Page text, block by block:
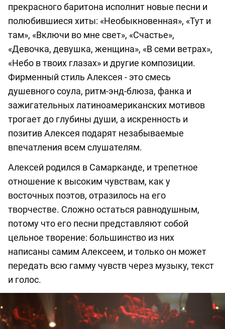
прекрасного баритона исполнит новые песни и
полюбившиеся хиты: «Необыкновенная», «Тут и
там», «Включи во мне свет», «Счастье»,
«Девочка, девушка, женщина», «В семи ветрах»,
«Небо в твоих глазах» и другие композиции.
Фирменный стиль Алексея - это смесь
душевного соула, ритм-энд-блюза, фанка и
зажигательных латиноамериканских мотивов
трогает до глубины души, а искренность и
позитив Алексея подарят незабываемые
впечатления всем слушателям.
Алексей родился в Самарканде, и трепетное
отношение к высоким чувствам, как у
восточных поэтов, отразилось на его
творчестве. Сложно остаться равнодушным,
потому что его песни представляют собой
цельное творение: большинство из них
написаны самим Алексеем, и только он может
передать всю гамму чувств через музыку, текст
и голос.